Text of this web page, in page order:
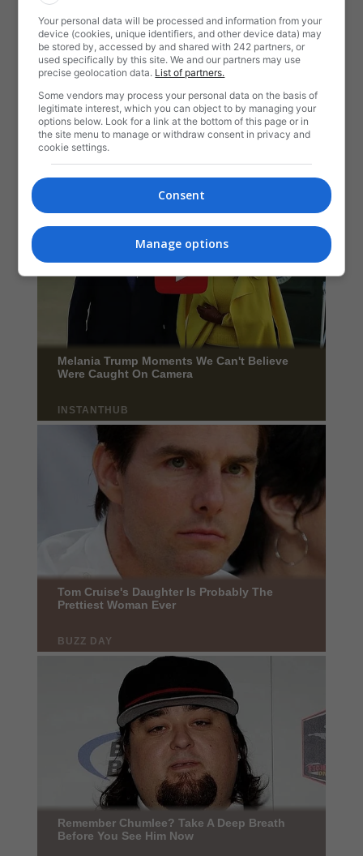
Your personal data will be processed and information from your
device (cookies, unique identifiers, and other device data) may
be stored by, accessed by and shared with 242 partners, or
used specifically by this site. We and our partners may use
precise geolocation data. List of partners.
Some vendors may process your personal data on the basis of
legitimate interest, which you can object to by managing your
options below. Look for a link at the bottom of this page or in
the site menu to manage or withdraw consent in privacy and
cookie settings.
Consent
Manage options